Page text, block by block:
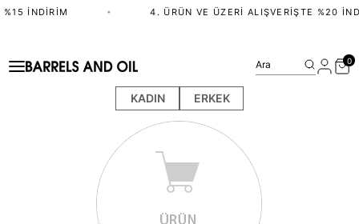
İNDIRIM • 4. ÜRÜN VE ÜZERI ALIŞVERIŞTE %20
KADIN ERKEK
Ara 0